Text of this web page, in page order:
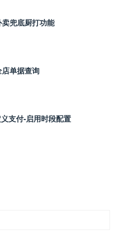
兜底厨打功能
单据查询
支付‑启用时段配置